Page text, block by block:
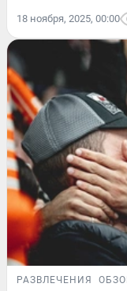
18 ноября, 2025, 00:00
РАЗВЛЕЧЕНИЯ